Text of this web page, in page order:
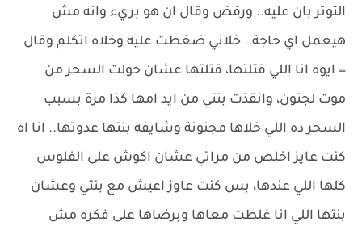
التوتر بان عليه.. ورفض وقال ان هو بريء وانه مش
هيعمل اي حاجة.. خلاني ضغطت عليه وخلاه اتكلم وقال
= ايوه انا اللي قتلتها، قتلتها عشان حولت السحر من
موت لجنون، وانقذت بنتي من ايد امها كذا مرة بسبب
السحر ده اللي خلاها مجنونة وشايفه بنتها عدوتها.. انا اه
كنت عايز اخلص من مراتي عشان اكوش على الفلوس
كلها اللي عندها، بس كنت عاوز اعيش مع بنتي وعشان
بنتها اللي انا غلطت معاها وبرضاها على فكره مش